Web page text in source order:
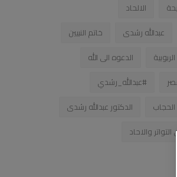
الالحاد
عبدالله رشدى
خاتم النبيين
الربوبية
الدعوه الى الله
#عبدالله_رشدي
الحجاب
الدكتور عبدالله رشدى
والاحاد